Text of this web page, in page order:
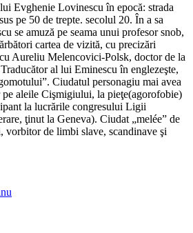
Evghenie Lovinescu în epocă: strada
pe 50 de trepte. secolul 20. În a sa
se amuză pe seama unui profesor snob,
cartea de vizită, cu precizări
Aureliu Melencovici-Polsk, doctor de la
al lui Eminescu în englezeşte,
Ciudatul personagiu mai avea
pe aleile Cişmigiului, la pieţe(agorofobie)
la lucrările congresului Ligii
ţinut la Geneva). Ciudat „melée” de
vorbitor de limbi slave, scandinave şi